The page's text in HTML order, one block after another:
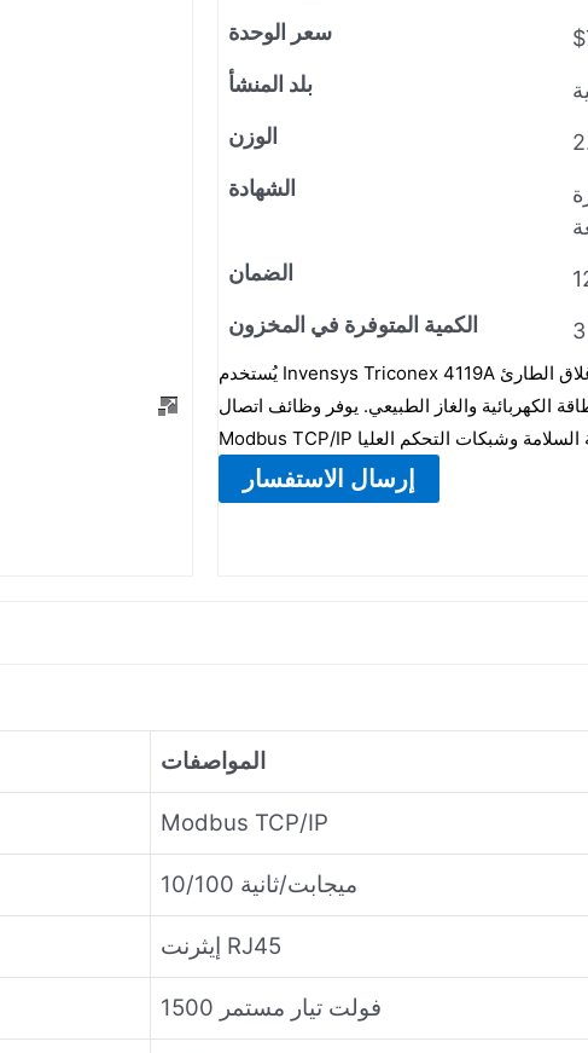
سعر الوحدة
بلد المنشأ
الوزن
الشهادة
الضمان
الكمية المتوفرة في المخزون
3
يُستخدم Invensys Triconex 4119A بشكل أساسي في أنظمة الإغلاق الطارئ (ESD) وأنظمة التحكم في
الكهربائية والغاز الطبيعي. يوفر وظائف اتصال
إرسال الاستفسار
المواصفات
Modbus TCP/IP
10/100 ميجابت/ثانية
إيثرنت RJ45
1500 فولت تيار مستمر